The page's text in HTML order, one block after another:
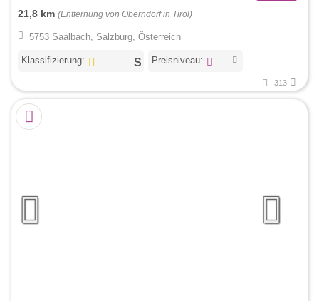
21,8 km (Entfernung von Oberndorf in Tirol)
5753 Saalbach, Salzburg, Österreich
Klassifizierung: Preisniveau:
313